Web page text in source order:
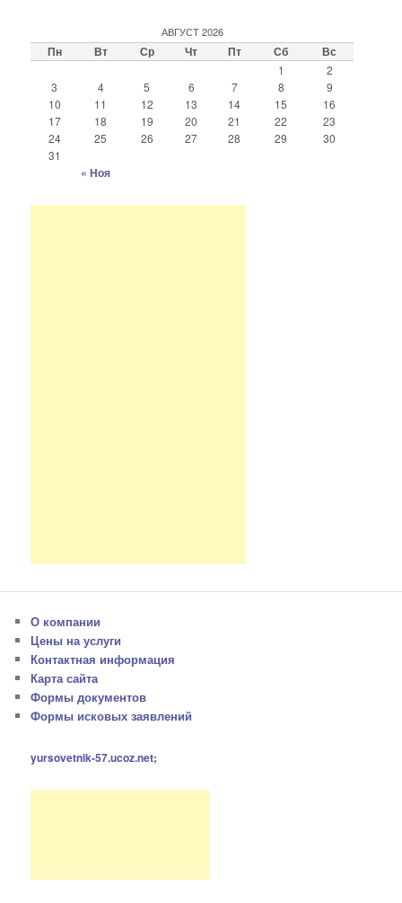
АВГУСТ 2026
Пн Вт Ср Чт Пт Сб Вс
1
2
3
4 5 6 7 8
9
10
11 12 13 14 15
16
17
18 19 20 21 22
23
24
25 26 27 28 29
30
31
« Ноя
О компании
Цены на услуги
Контактная информация
Карта сайта
Формы документов
Формы исковых заявлений
yursovetnik-57.ucoz.net;